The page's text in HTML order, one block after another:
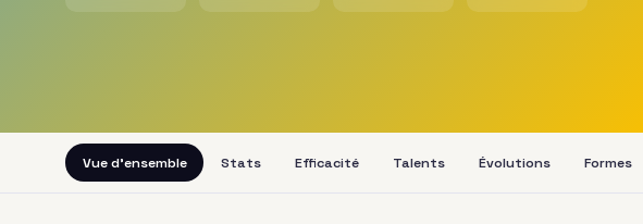
Vue d'ensemble Stats Efficacité Talents Évolutions Formes